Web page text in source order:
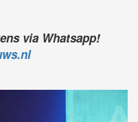
via Whatsapp!